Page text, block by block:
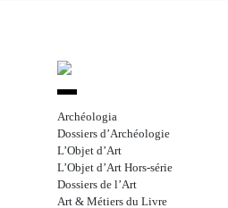
Archéologia
Dossiers d’Archéologie
L’Objet d’Art
L’Objet d’Art Hors-série
Dossiers de l’Art
Art & Métiers du Livre